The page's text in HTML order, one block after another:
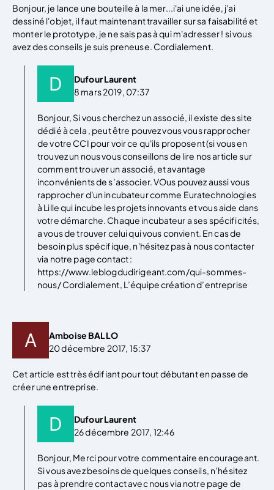
Bonjour, je lance une bouteille à la mer...i'ai une idée, j'ai
dessiné l'objet, il faut maintenant travailler sur sa faisabilité et
monter le prototype, je ne sais pas à qui m'adresser ! si vous
avez des conseils je suis preneuse. Cordialement.
Dufour Laurent
8 mars 2019, 07:37
Bonjour, Si vous cherchez un associé, il existe des site
dédié à cela , peut être pouvez vous vous rapprocher
de votre CCI pour voir ce qu'ils proposent (si vous en
trouvez un nous vous conseillons de lire nos article sur
comment trouver un associé, et avantage
inconvénients de s’associer. VOus pouvez aussi vous
rapprocher d'un incubateur comme Euratechnologies
à Lille qui incube les projets innovants et vous aide dans
votre démarche. Chaque incubateur a ses spécificités,
a vous de trouver celui qui vous convient. En cas de
besoin plus spécifique, n'hésitez pas à nous contacter
via notre page contact :
https://www.leblogdudirigeant.com/qui-sommes-
nous/ Cordialement, L’équipe création d’entreprise
Amboise BALLO
20 décembre 2017, 15:37
Cet article est très édifiant pour tout débutant en passe de
créer une entreprise.
Dufour Laurent
26 décembre 2017, 12:46
Bonjour, Merci pour votre commentaire encourageant.
Si vous avez besoins de quelques conseils, n’hésitez
pas à prendre contact avec nous via notre page de